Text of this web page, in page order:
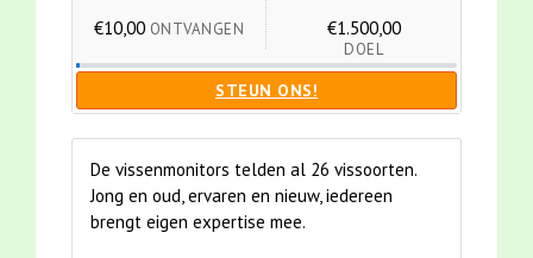
€10,00 ONTVANGEN €1.500,00
DOEL
STEUN ONS!
De vissenmonitors telden al 26 vissoorten.
Jong en oud, ervaren en nieuw, iedereen
brengt eigen expertise mee.